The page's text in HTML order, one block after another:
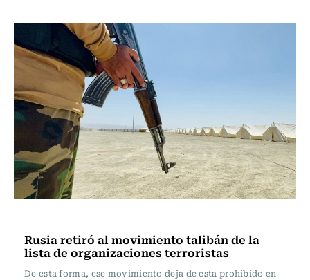
Rusia retiró al movimiento talibán de la
lista de organizaciones terroristas
De esta forma, ese movimiento deja de esta prohibido en